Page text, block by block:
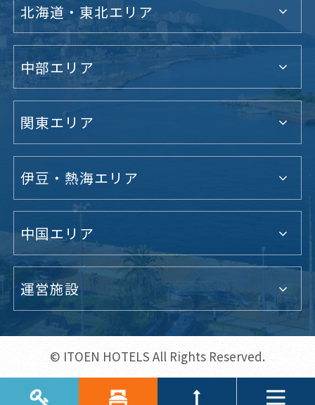
北海道・東北エリア
中部エリア
関東エリア
伊豆・熱海エリア
中国エリア
運営施設
© ITOEN HOTELS All Rights Reserved.